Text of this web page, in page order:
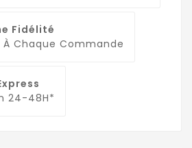
Fidélité
Chaque Commande
24-48H*